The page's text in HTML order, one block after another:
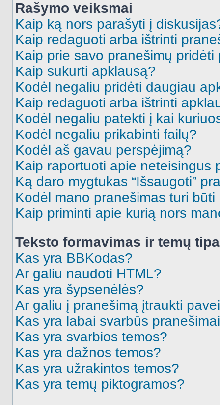
Rašymo veiksmai
Kaip ką nors parašyti į
Kaip redaguoti arba ištrinti
Kaip prie savo pranešimų pridėti
Kaip sukurti apklausą?
Kodėl negaliu pridėti daugiau
Kaip redaguoti arba ištrinti
Kodėl negaliu patekti į kai
Kodėl negaliu prikabinti failų?
Kodėl aš gavau perspėjimą?
Kaip raportuoti apie neteisingus
Ką daro mygtukas “Išsaugoti”
Kodėl mano pranešimas turi būti
Kaip priminti apie kurią nors
Teksto formavimas ir temų
Kas yra BBKodas?
Ar galiu naudoti HTML?
Kas yra šypsenėlės?
Ar galiu į pranešimą įtraukti
Kas yra labai svarbūs
Kas yra svarbios temos?
Kas yra dažnos temos?
Kas yra užrakintos temos?
Kas yra temų piktogramos?